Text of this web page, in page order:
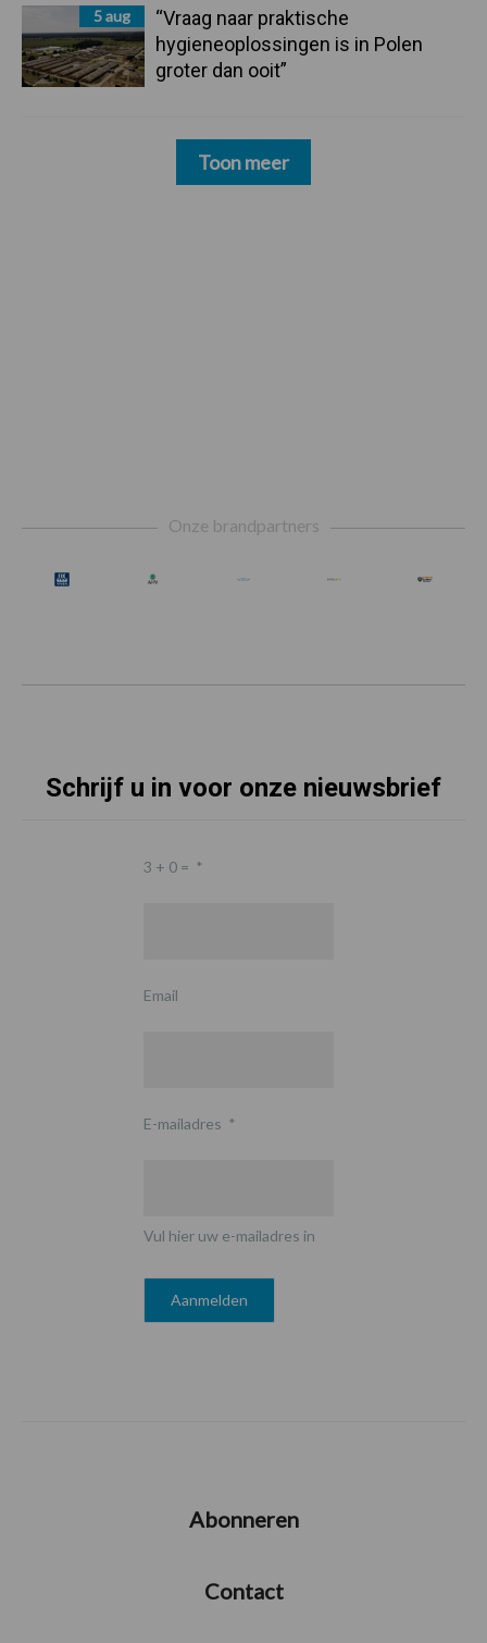
5 aug
“Vraag naar praktische
hygieneoplossingen is in Polen
groter dan ooit”
Toon meer
Onze brandpartners
Schrijf u in voor onze nieuwsbrief
3 + 0 = *
Email
E-mailadres *
Vul hier uw e-mailadres in
Abonneren
Contact